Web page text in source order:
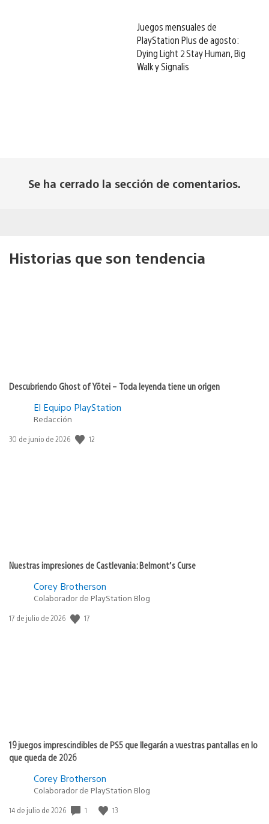
Juegos mensuales de
PlayStation Plus de agosto:
Dying Light 2 Stay Human, Big
Walk y Signalis
Se ha cerrado la sección de comentarios.
Historias que son tendencia
Descubriendo Ghost of Yōtei – Toda leyenda tiene un origen
El Equipo PlayStation
Redacción
Fecha
30 de junio de 2026 12
Nuestras impresiones de Castlevania: Belmont’s Curse
Corey Brotherson
Colaborador de PlayStation Blog
Fecha
17 de julio de 2026 17
19 juegos imprescindibles de PS5 que llegarán a vuestras pantallas en lo
que queda de 2026
Corey Brotherson
Colaborador de PlayStation Blog
Fecha
14 de julio de 2026 1 13